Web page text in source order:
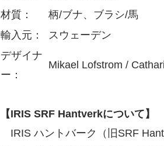
材質：
柄/ブナ、ブラシ/馬
輸入元：
スウェーデン
デザイナ
ー：
Mikael Lofstrom /
【IRIS SRF Hantverkについて】
IRIS ハントバーク（旧SRF